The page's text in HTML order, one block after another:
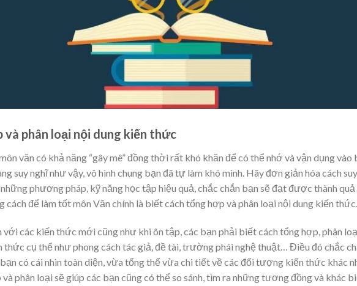
và phân loại nội dung kiến thức
văn có khả năng “gây mê” đồng thời rất khó khăn để có thể nhớ và vận dụng vào
suy nghĩ như vậy, vô hình chung bạn đã tự làm khó mình. Hãy đơn giản hóa cách suy
phương pháp, kỹ năng học tập hiệu quả, chắc chắn bạn sẽ đạt được thành quả
để làm tốt môn Văn chính là biết cách tổng hợp và phân loại nội dung kiến thức.
với các kiến thức mới cũng như khi ôn tập, các bạn phải biết cách tổng hợp, phân
thức cụ thể như phong cách tác giả, đề tài, trường phái nghệ thuật… Điều đó chắc
có cái nhìn toàn diện, vừa tổng thể vừa chi tiết về các đối tượng kiến thức khác
phân loại sẽ giúp các bạn cũng có thể so sánh, tìm ra những tương đồng và khác